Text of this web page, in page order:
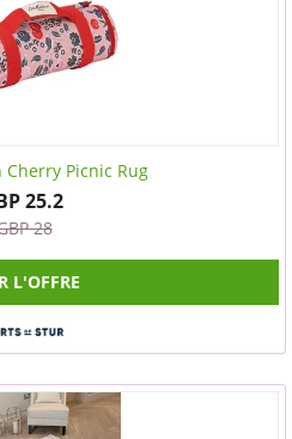
Picnic Rug
25.2
28
L'OFFRE